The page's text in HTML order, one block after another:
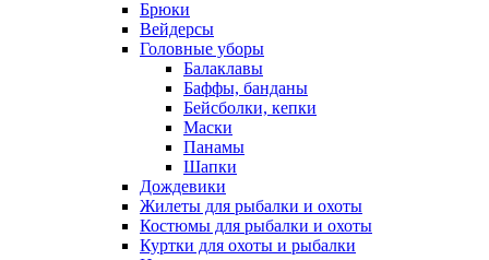
Брюки
Вейдерсы
Головные уборы
Балаклавы
Баффы, банданы
Бейсболки, кепки
Маски
Панамы
Шапки
Дождевики
Жилеты для рыбалки и охоты
Костюмы для рыбалки и охоты
Куртки для охоты и рыбалки